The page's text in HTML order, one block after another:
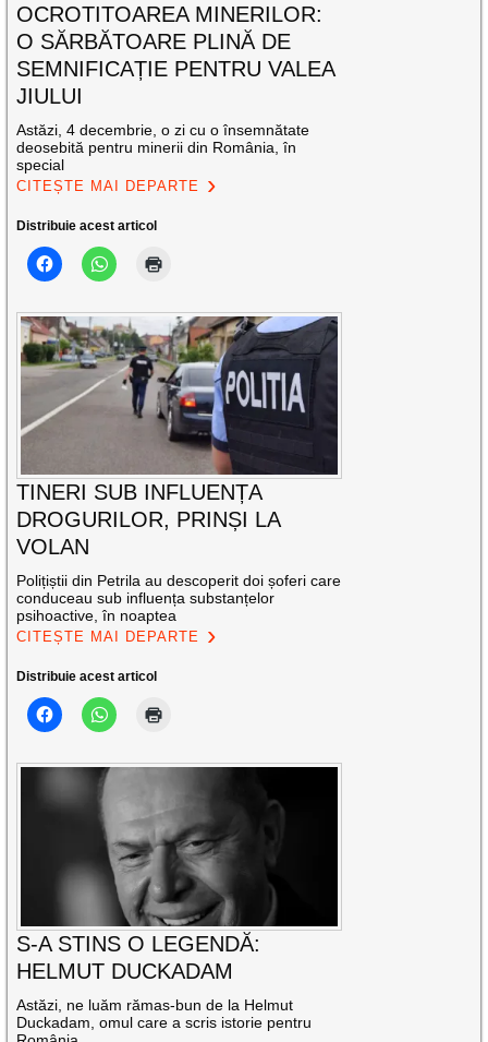
OCROTITOAREA MINERILOR:
O SĂRBĂTOARE PLINĂ DE
SEMNIFICAȚIE PENTRU VALEA
JIULUI
Astăzi, 4 decembrie, o zi cu o însemnătate
deosebită pentru minerii din România, în
special
CITEȘTE MAI DEPARTE
Distribuie acest articol
TINERI SUB INFLUENȚA
DROGURILOR, PRINȘI LA
VOLAN
Polițiștii din Petrila au descoperit doi șoferi care
conduceau sub influența substanțelor
psihoactive, în noaptea
CITEȘTE MAI DEPARTE
Distribuie acest articol
S-A STINS O LEGENDĂ:
HELMUT DUCKADAM
Astăzi, ne luăm rămas-bun de la Helmut
Duckadam, omul care a scris istorie pentru